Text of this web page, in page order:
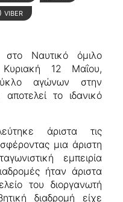
VIBER
Ναυτικό όμιλο
Κυριακή 12 Μαΐου,
αγώνων στην
το ιδανικό
άριστα τις
μια άριστη
εμπειρία
ήταν άριστα
του διοργανωτή
διαδρομή είχε